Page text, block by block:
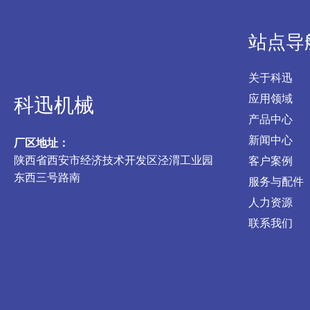
科迅机械
厂区地址：
陕西省西安市经济技术开发区泾渭工业园
东西三号路南
站点导
关于科迅
应用领域
产品中心
新闻中心
客户案例
服务与配件
人力资源
联系我们